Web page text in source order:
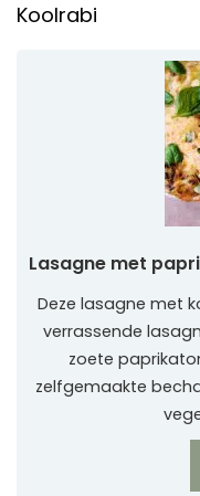
Koolrabi
Lasagne met
Deze lasagne met
verrassende
zoete
zelfgemaakte